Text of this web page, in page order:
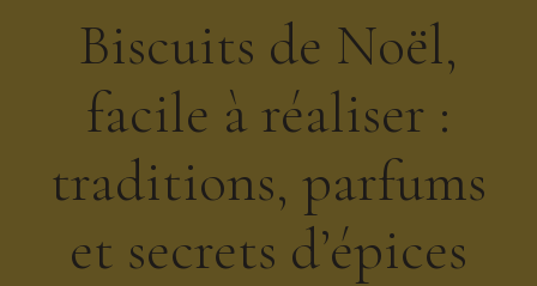
Biscuits de Noël,
facile à réaliser :
traditions, parfums
et secrets d’épices